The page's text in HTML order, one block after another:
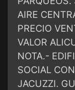
AIRE
PRECIO
VALOR
NOTA.-
SOCIAL
JACUZZI.